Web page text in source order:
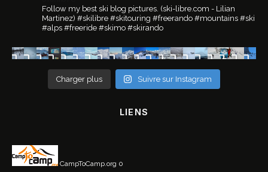
Follow my best ski blog pictures. (ski-libre.com - Lilian
Martinez) #skilibre #skitouring #freerando #mountains #ski
#alps #freeride #skimo #skirando
Charger plus Suivre sur Instagram
LIENS
CampToCamp.org 0